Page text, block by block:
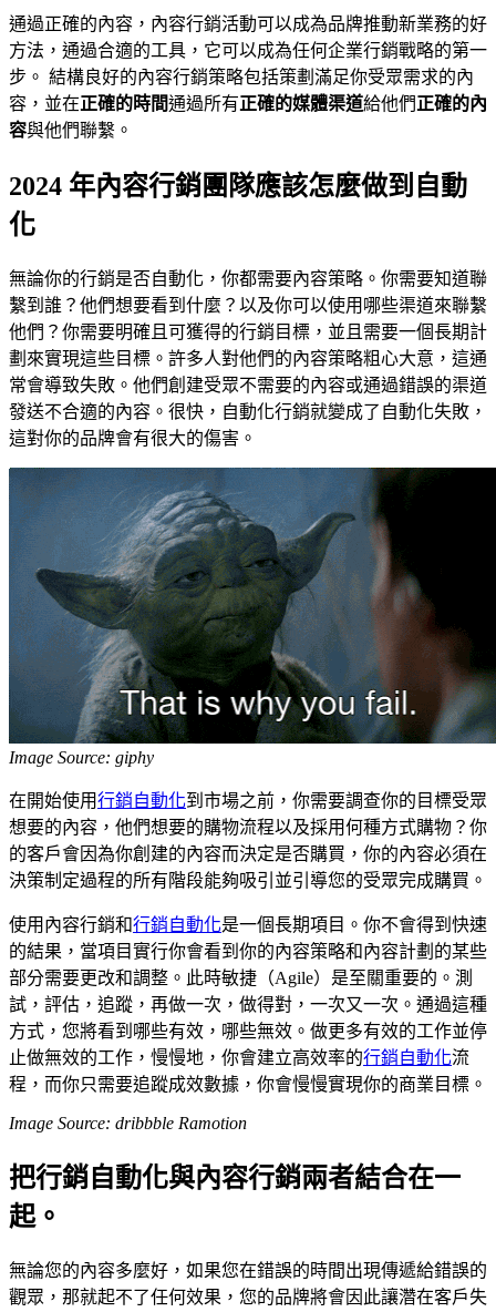
通過正確的內容，內容行銷活動可以成為品牌推動新業務的好
方法，通過合適的工具，它可以成為任何企業行銷戰略的第一
步。 結構良好的內容行銷策略包括策劃滿足你受眾需求的內
容，並在正確的時間通過所有正確的媒體渠道給他們正確的內
容與他們聯繫。
2024 年內容行銷團隊應該怎麼做到自動
化
無論你的行銷是否自動化，你都需要內容策略。你需要知道聯
繫到誰？他們想要看到什麼？以及你可以使用哪些渠道來聯繫
他們？你需要明確且可獲得的行銷目標，並且需要一個長期計
劃來實現這些目標。許多人對他們的內容策略粗心大意，這通
常會導致失敗。他們創建受眾不需要的內容或通過錯誤的渠道
發送不合適的內容。很快，自動化行銷就變成了自動化失敗，
這對你的品牌會有很大的傷害。
Image Source: giphy
在開始使用行銷自動化到市場之前，你需要調查你的目標受眾
想要的內容，他們想要的購物流程以及採用何種方式購物？你
的客戶會因為你創建的內容而決定是否購買，你的內容必須在
決策制定過程的所有階段能夠吸引並引導您的受眾完成購買。
使用內容行銷和行銷自動化是一個長期項目。你不會得到快速
的結果，當項目實行你會看到你的內容策略和內容計劃的某些
部分需要更改和調整。此時敏捷（Agile）是至關重要的。測
試，評估，追蹤，再做一次，做得對，一次又一次。通過這種
方式，您將看到哪些有效，哪些無效。做更多有效的工作並停
止做無效的工作，慢慢地，你會建立高效率的行銷自動化流
程，而你只需要追蹤成效數據，你會慢慢實現你的商業目標。
Image Source: dribbble Ramotion
把行銷自動化與內容行銷兩者結合在一
起。
無論您的內容多麼好，如果您在錯誤的時間出現傳遞給錯誤的
觀眾，那就起不了任何效果，您的品牌將會因此讓濳在客戶失